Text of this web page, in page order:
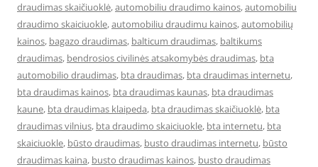
draudimas skaičiuoklė,automobiliu draudimo kainos,automobiliu
draudimo skaiciuokle,automobiliu draudimu kainos,automobilių
kainos, bagazo draudimas, balticum draudimas, baltikums
draudimas, bendrosios civilinės atsakomybės draudimas, bta
automobilio draudimas, bta draudimas, bta draudimas internetu,
bta draudimas kainos, bta draudimas kaunas, bta draudimas
kaune, bta draudimas klaipeda, bta draudimas skaičiuoklė, bta
draudimas vilnius, bta draudimo skaiciuokle, bta internetu, bta
skaiciuokle, būsto draudimas, busto draudimas internetu, būsto
draudimas kaina, busto draudimas kainos, busto draudimas